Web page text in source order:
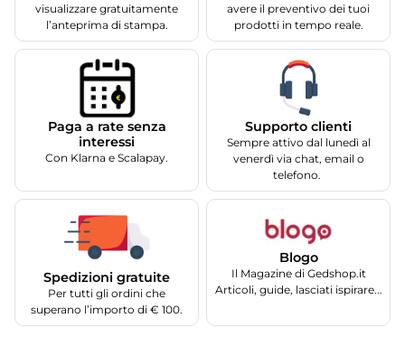
visualizzare gratuitamente
l’anteprima di stampa.
avere il preventivo dei tuoi
prodotti in tempo reale.
Paga a rate senza
interessi
Con Klarna e Scalapay.
Supporto clienti
Sempre attivo dal lunedì al
venerdì via chat, email o
telefono.
Spedizioni gratuite
Per tutti gli ordini che
superano l’importo di € 100.
Blogo
Il Magazine di Gedshop.it
Articoli, guide, lasciati ispirare...